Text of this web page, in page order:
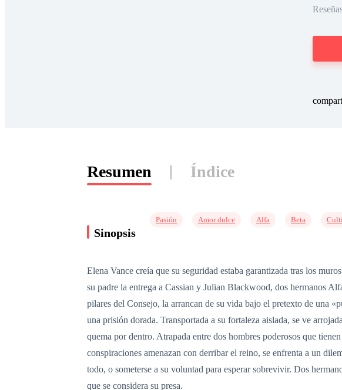
Resumen Índice
Sinopsis
Pasión Amor dulce Alfa Beta
Elena Vance creía que su seguridad estaba garantizada tras los
su padre la entrega a Cassian y Julian Blackwood, dos hermanos
pilares del Consejo, la arrancan de su vida bajo el pretexto de una
una prisión dorada. Transportada a su fortaleza aislada, se ve
quema por dentro. Atrapada entre dos hombres poderosos que
conspiraciones amenazan con derribar el reino, se enfrenta a un
todo, o someterse a su voluntad para esperar sobrevivir. Dos
que se considera su presa.